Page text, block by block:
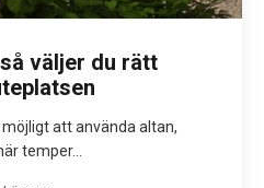
väljer du rätt
att använda altan,
temper...